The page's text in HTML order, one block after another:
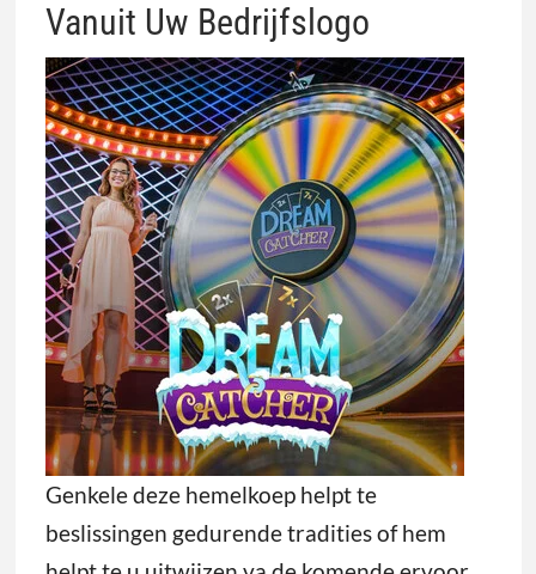
Vanuit Uw Bedrijfslogo
Genkele deze hemelkoep helpt te
beslissingen gedurende tradities of hem